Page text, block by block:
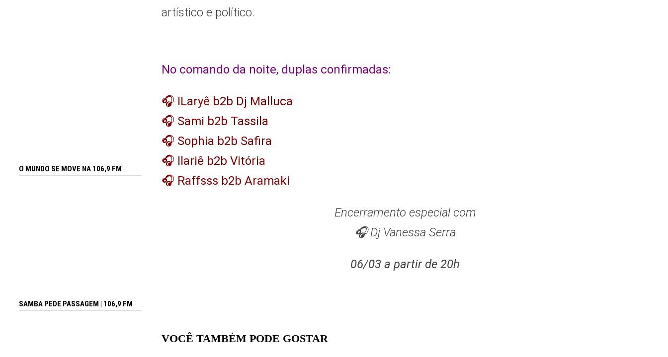
artístico e político.
No comando da noite, duplas confirmadas:
🎧 ILaryê b2b Dj Malluca
🎧 Sami b2b Tassila
🎧 Sophia b2b Safira
🎧 Ilariê b2b Vitória
🎧 Raffsss b2b Aramaki
Encerramento especial com
🎧 Dj Vanessa Serra
06/03 a partir de 20h
VOCÊ TAMBÉM PODE GOSTAR
O MUNDO SE MOVE NA 106,9 FM
SAMBA PEDE PASSAGEM | 106,9 FM